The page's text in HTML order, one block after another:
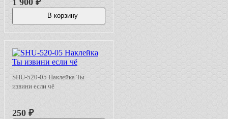
1 900 ₽
В корзину
SHU-520-05 Наклейка Ты
извини если чё
250 ₽